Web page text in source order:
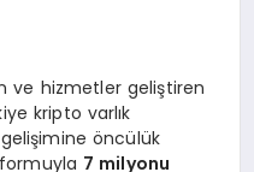
ve hizmetler geliştiren
kripto varlık
öncülük
7 milyonu